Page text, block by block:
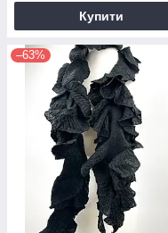
Купити
–63%